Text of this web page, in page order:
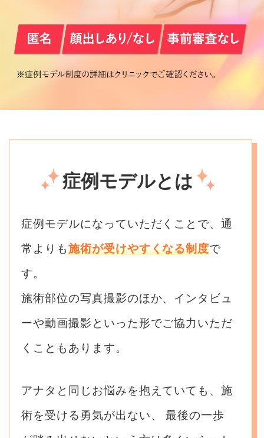
症例モデルとは
症例モデルになっていただくことで、通
常よりも施術が受けやすくなる制度で
す。
施術部位の写真撮影のほか、インタビュ
ーや動画撮影といった形でご協力いただ
くこともあります。
アナタと同じお悩みを抱えていても、施
術を受ける勇気が出ない、
最後の一歩